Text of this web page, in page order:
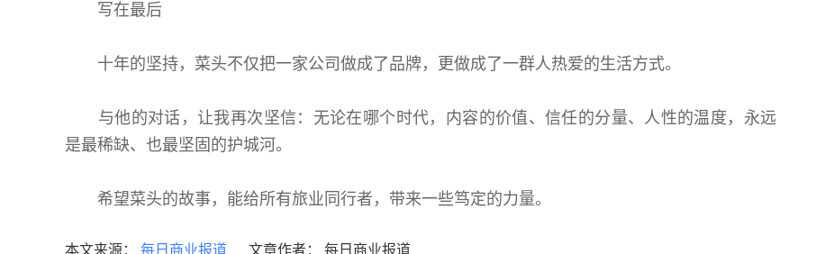
写在最后
十年的坚持，菜头不仅把一家公司做成了品牌，更做成了一群人热爱的生活方式。
与他的对话，让我再次坚信：无论在哪个时代，内容的价值、信任的分量、人性的温度，永远
是最稀缺、也最坚固的护城河。
希望菜头的故事，能给所有旅业同行者，带来一些笃定的力量。
本文来源： 每日商业报道 文章作者： 每日商业报道